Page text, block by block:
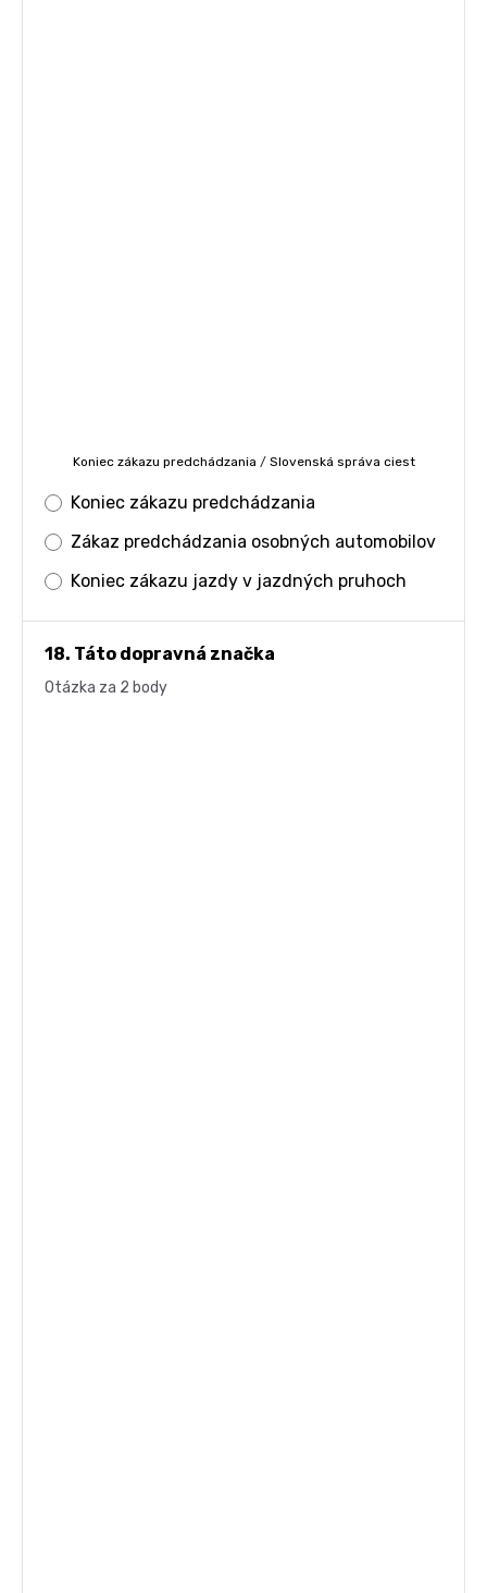
Koniec zákazu predchádzania / Slovenská správa ciest
Koniec zákazu predchádzania
Zákaz predchádzania osobných automobilov
Koniec zákazu jazdy v jazdných pruhoch
18. Táto dopravná značka
Otázka za 2 body